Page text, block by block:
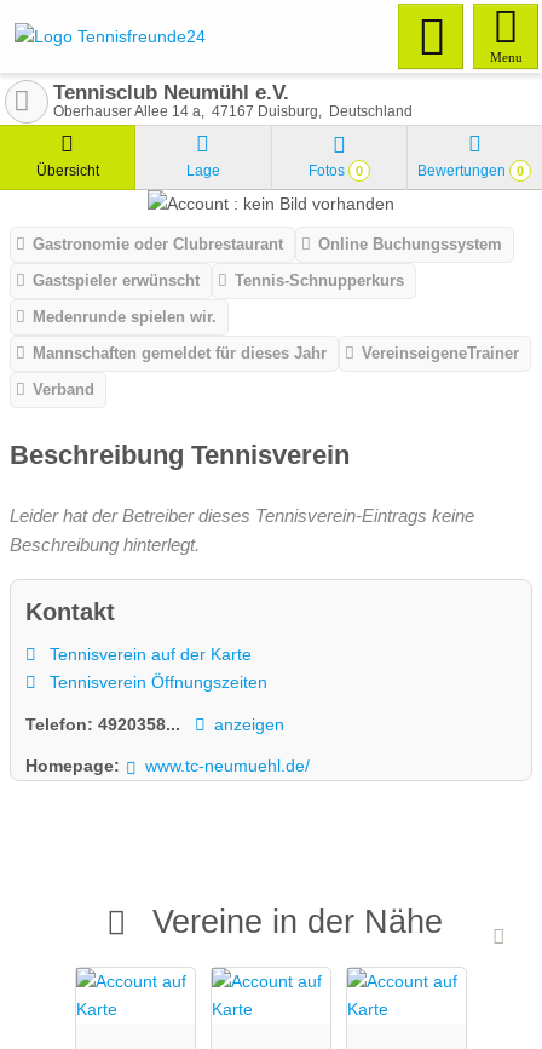
Menu
Tennisclub Neumühl e.V.
Oberhauser Allee 14 a 47167 Duisburg Deutschland
Übersicht Lage Fotos 0 Bewertungen 0
Gastronomie oder Clubrestaurant
Online Buchungssystem
Gastspieler erwünscht
Tennis-Schnupperkurs
Medenrunde spielen wir.
Mannschaften gemeldet für dieses Jahr
VereinseigeneTrainer
Verband
Beschreibung Tennisverein
Leider hat der Betreiber dieses Tennisverein-Eintrags keine
Beschreibung hinterlegt.
Kontakt
Tennisverein auf der Karte
Tennisverein Öffnungszeiten
Telefon: 4920358... anzeigen
Homepage: www.tc-neumuehl.de/
Vereine in der Nähe